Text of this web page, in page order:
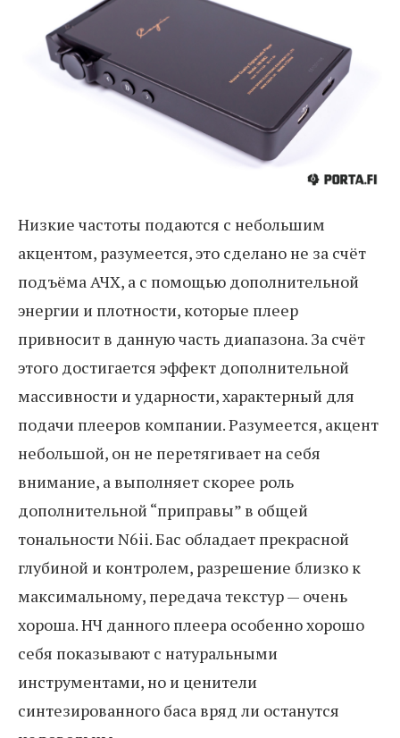
Низкие частоты подаются с небольшим
акцентом, разумеется, это сделано не за счёт
подъёма АЧХ, а с помощью дополнительной
энергии и плотности, которые плеер
привносит в данную часть диапазона. За счёт
этого достигается эффект дополнительной
массивности и ударности, характерный для
подачи плееров компании. Разумеется, акцент
небольшой, он не перетягивает на себя
внимание, а выполняет скорее роль
дополнительной “приправы” в общей
тональности N6ii. Бас обладает прекрасной
глубиной и контролем, разрешение близко к
максимальному, передача текстур — очень
хороша. НЧ данного плеера особенно хорошо
себя показывают с натуральными
инструментами, но и ценители
синтезированного баса вряд ли останутся